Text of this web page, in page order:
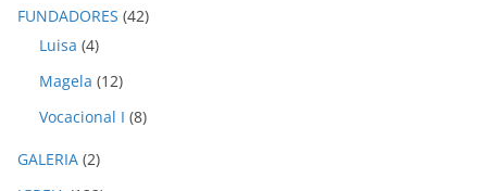
o
FUNDADORES (42)
Luisa (4)
Magela (12)
Vocacional I (8)
GALERIA (2)